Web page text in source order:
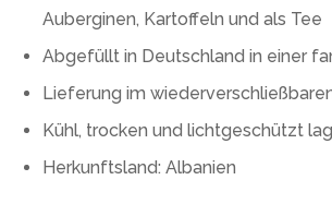
Auberginen, Kartoffeln und als Tee
Abgefüllt in Deutschland in einer
Lieferung im
Kühl, trocken und lichtgeschützt
Herkunftsland: Albanien